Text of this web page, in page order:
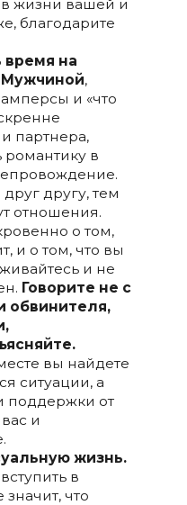
в жизни вашей и
благодарите
время на
,
и «что
партнера,
романтику в
другу, тем
отношения.
о том,
и о том, что вы
и не
Говорите не с
обвинителя,
вы найдете
ситуации, а
поддержки от
и
жизнь.
в
значит, что